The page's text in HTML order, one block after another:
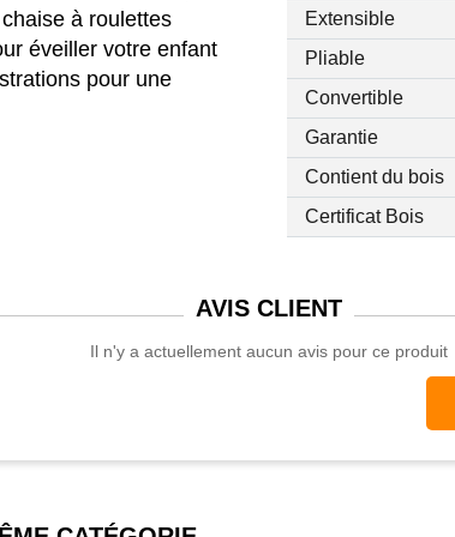
à roulettes
éveiller votre enfant
pour une
2 et EN71-3
cm
x 46H cm
de plus de 3 ans
Extensible
Pliable
Convertible
Garantie
Contient du bois
Certificat Bois
AVISCLIENT
Il n'y a actuellement aucun avis pour ce produit